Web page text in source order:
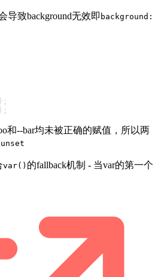
导致background无效即 background:
) ;
) ;
和--bar均未被正确的赋值，所以两
unset
var() 的fallback机制 - 当var的第一个